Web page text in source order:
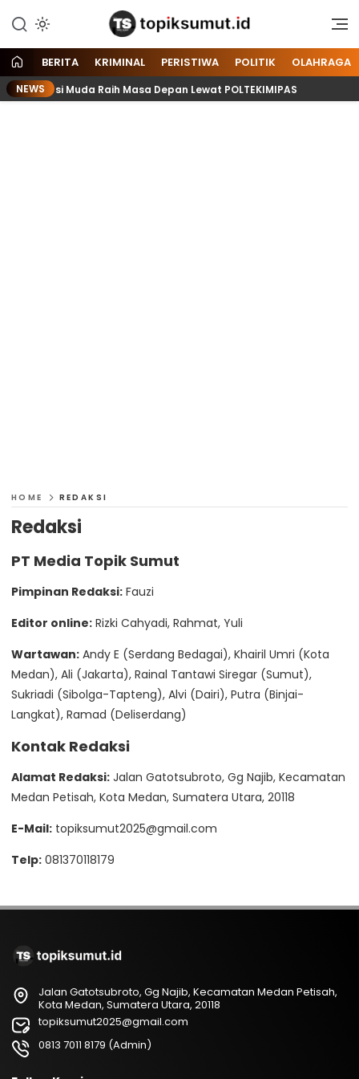
Topik Sumut
Memberitakan Seputar
dan Nasional
BERITA KRIMINAL PERISTIWA POLITIK OLAHRAGA
NEWS
Generasi Muda Raih Masa Depan Lewat POLTEKIMIPAS
HOME REDAKSI
Redaksi
PT Media Topik Sumut
Pimpinan Redaksi: Fauzi
Editor online: Rizki Cahyadi, Rahmat, Yuli
Wartawan: Andy E (Serdang Bedagai), Khairil Umri (Kota
Medan), Ali (Jakarta), Rainal Tantawi Siregar (Sumut),
Sukriadi (Sibolga-Tapteng), Alvi (Dairi), Putra (Binjai-
Langkat), Ramad (Deliserdang)
Kontak Redaksi
Alamat Redaksi: Jalan Gatotsubroto, Gg Najib, Kecamatan
Medan Petisah, Kota Medan, Sumatera Utara, 20118
E-Mail: topiksumut2025@gmail.com
Telp: 081370118179
Jalan Gatotsubroto, Gg Najib, Kecamatan Medan Petisah,
Kota Medan, Sumatera Utara, 20118
topiksumut2025@gmail.com
0813 7011 8179 (Admin)